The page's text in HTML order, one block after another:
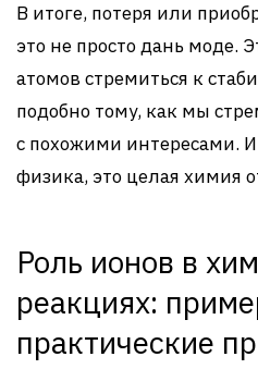
В итоге, потеря или
это не просто дань моде.
атомов стремиться к
подобно тому, как мы
с похожими интересами. И
физика, это целая химия
Роль ионов в
реакциях:
практические